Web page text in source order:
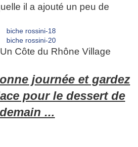
il a ajouté un peu de
Un Côte du Rhône Village
journée et gardez
pour le dessert de
demain ...